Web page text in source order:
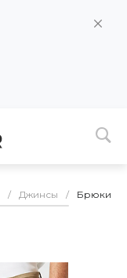
/ Джинсы / Брюки